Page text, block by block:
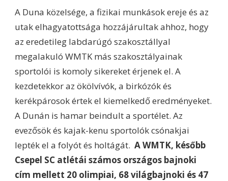
A Duna közelsége, a fizikai munkások ereje és az
utak elhagyatottsága hozzájárultak ahhoz, hogy
az eredetileg labdarúgó szakosztállyal
megalakuló WMTK más szakosztályainak
sportolói is komoly sikereket érjenek el. A
kezdetekkor az ökölvívók, a birkózók és
kerékpárosok értek el kiemelkedő eredményeket.
A Dunán is hamar beindult a sportélet. Az
evezősök és kajak-kenu sportolók csónakjai
lepték el a folyót és holtágát. A WMTK, később
Csepel SC atlétái számos országos bajnoki
cím mellett 20 olimpiai, 68 világbajnoki és 47